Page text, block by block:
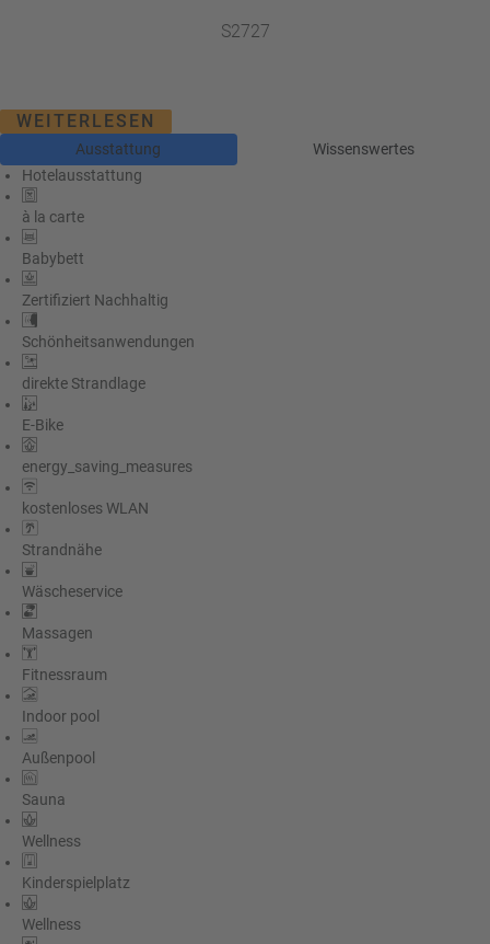
S2727
WEITERLESEN
Ausstattung
Wissenswertes
Hotelausstattung
à la carte
Babybett
Zertifiziert Nachhaltig
Schönheitsanwendungen
direkte Strandlage
E-Bike
energy_saving_measures
kostenloses WLAN
Strandnähe
Wäscheservice
Massagen
Fitnessraum
Indoor pool
Außenpool
Sauna
Wellness
Kinderspielplatz
Wellness